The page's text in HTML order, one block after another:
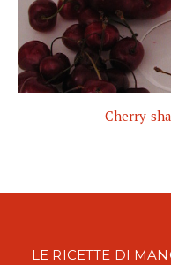
Cherry
LE RICETTE DI